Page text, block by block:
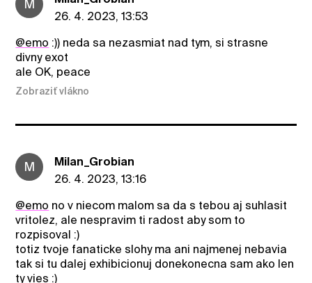
M
26. 4. 2023, 13:53
@emo :)) neda sa nezasmiat nad tym, si strasne
divny exot
ale OK, peace
Zobraziť vlákno
M
Milan_Grobian
26. 4. 2023, 13:16
@emo no v niecom malom sa da s tebou aj suhlasit
vritolez, ale nespravim ti radost aby som to
rozpisoval :)
totiz tvoje fanaticke slohy ma ani najmenej nebavia
tak si tu dalej exhibicionuj donekonecna sam ako len
ty vies :)